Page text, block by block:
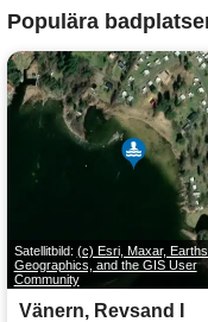
Populära
Satellitbild: (c) Esri, Maxar,
Geographics, and the GIS User
Community
Vänern, Revsand I